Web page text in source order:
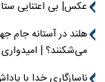
عکس| بی اعتنایی
می‌شکنند؟ |
ناسازگاری خدا با